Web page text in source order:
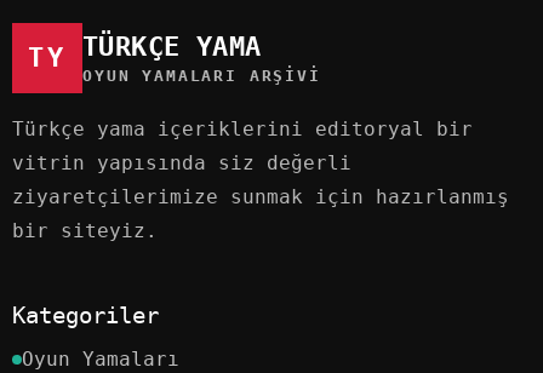
TY TÜRKÇE YAMA
OYUN YAMALARI ARŞIVI
Türkçe yama içeriklerini editoryal bir
vitrin yapısında siz değerli
ziyaretçilerimize sunmak için hazırlanmış
bir siteyiz.
Kategoriler
Oyun Yamaları